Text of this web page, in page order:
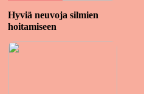
Hyviä neuvoja silmien
hoitamiseen